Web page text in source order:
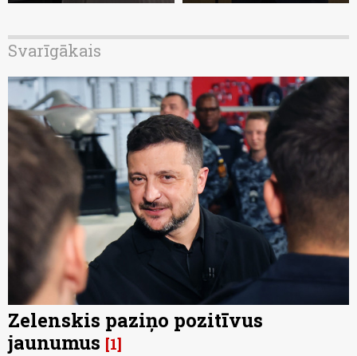
Svarīgākais
Zelenskis paziņo pozitīvus
jaunumus 1